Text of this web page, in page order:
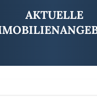
AKTUELLE